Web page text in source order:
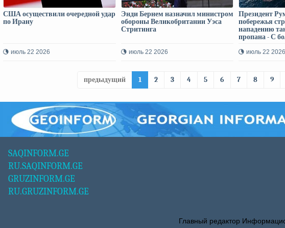
США осуществили очередной удар
по Ирану
июль 22 2026
Энди Бернем назначил министром
обороны Великобритании Уэса
Стритинга
июль 22 2026
Президент
побережья
нападению
пропана - С
незаконной
июль 22 2026
предыдущий 1 2 3 4 5 6 7 8 9
SAQINFORM.GE
RU.SAQINFORM.GE
GRUZINFORM.GE
RU.GRUZINFORM.GE
Главный редактор